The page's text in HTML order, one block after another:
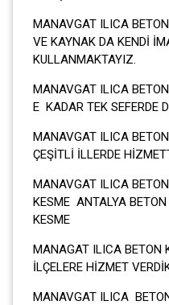
MANAVGAT ILICA
VE KAYNAK DA KENDİ
KULLANMAKTAYIZ.
MANAVGAT ILICA
E KADAR TEK SEFERDE
MANAVGAT ILICA
ÇEŞİTLİ İLLERDE
MANAVGAT ILICA
KESME ANTALYA BETON
KESME
MANAGAT ILICA BETON
İLÇELERE HİZMET
MANAVGAT ILICA